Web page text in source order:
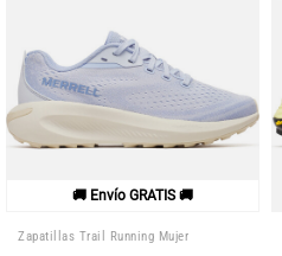
🚚 Envío GRATIS 🚚
Zapatillas Trail Running Mujer